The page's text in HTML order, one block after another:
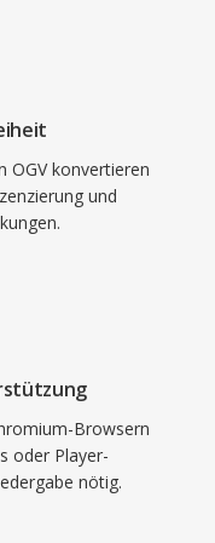
Video-
Firefox und
damit,
Plugins oder
Skeleton-
haben,
OGV konvertieren
und
Browsern
oder Player-
nötig.